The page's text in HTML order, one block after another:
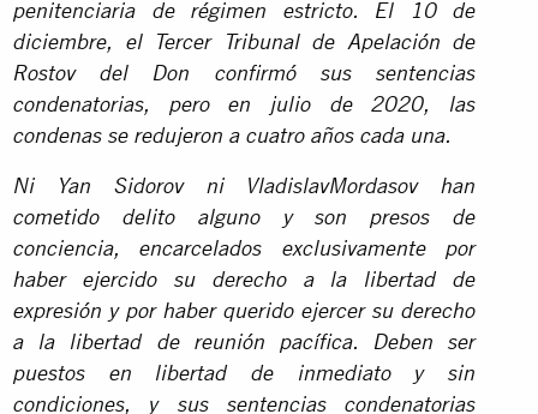
penitenciaria de régimen estricto. El 10 de
diciembre, el Tercer Tribunal de Apelación de
Rostov del Don confirmó sus sentencias
condenatorias, pero en julio de 2020, las
condenas se redujeron a cuatro años cada una.
Ni Yan Sidorov ni VladislavMordasov han
cometido delito alguno y son presos de
conciencia, encarcelados exclusivamente por
haber ejercido su derecho a la libertad de
expresión y por haber querido ejercer su derecho
a la libertad de reunión pacífica. Deben ser
puestos en libertad de inmediato y sin
condiciones, y sus sentencias condenatorias